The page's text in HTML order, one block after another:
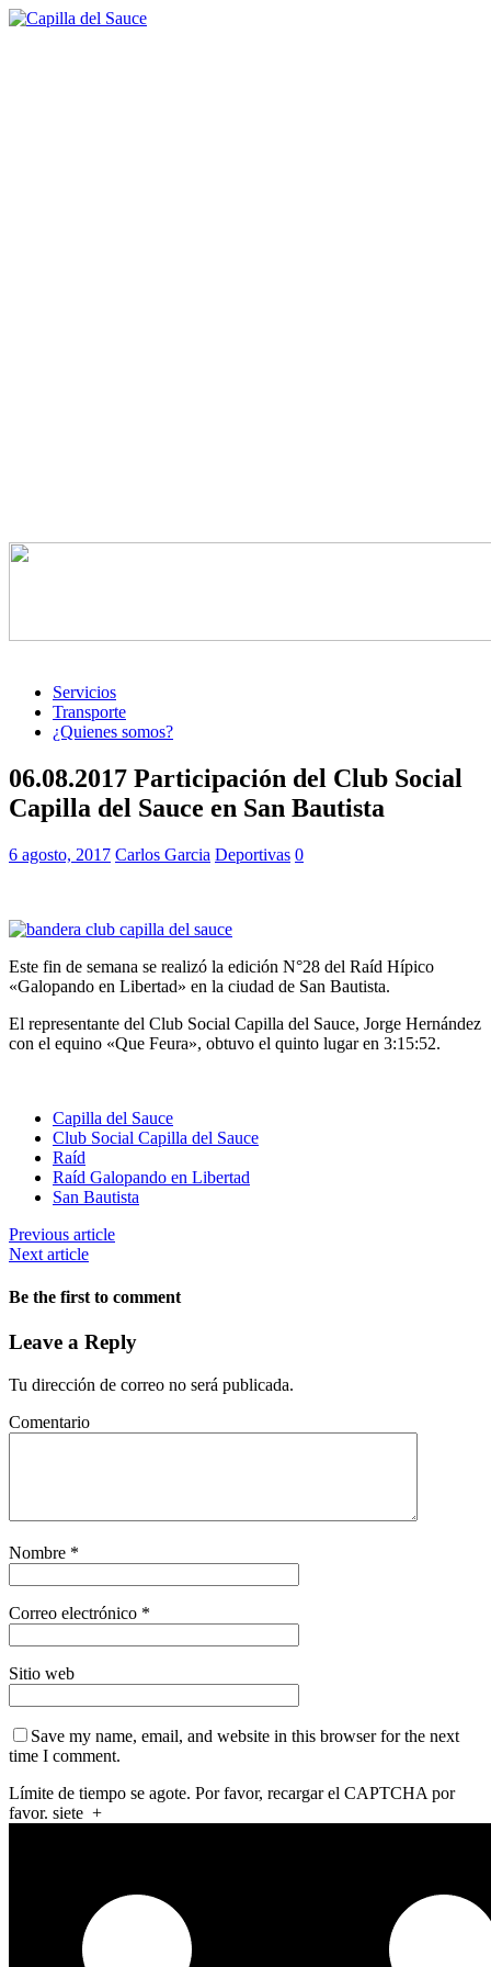
Servicios
Transporte
¿Quienes somos?
06.08.2017 Participación del Club Social
Capilla del Sauce en San Bautista
6 agosto, 2017 Carlos Garcia Deportivas 0
Este fin de semana se realizó la edición N°28 del Raíd Hípico
«Galopando en Libertad» en la ciudad de San Bautista.
El representante del Club Social Capilla del Sauce, Jorge Hernández
con el equino «Que Feura», obtuvo el quinto lugar en 3:15:52.
Capilla del Sauce
Club Social Capilla del Sauce
Raíd
Raíd Galopando en Libertad
San Bautista
Previous article
Next article
Be the first to comment
Leave a Reply
Tu dirección de correo no será publicada.
Comentario
Nombre *
Correo electrónico *
Sitio web
Save my name, email, and website in this browser for the next
time I comment.
Límite de tiempo se agote. Por favor, recargar el CAPTCHA por
favor. siete +